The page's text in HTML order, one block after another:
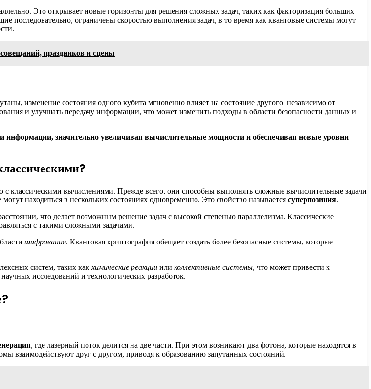
Это открывает новые горизонты для решения сложных задач, таких как факторизация больших
последовательно, ограничены скоростью выполнения задач, в то время как квантовые системы могут
праздников и сцены
изменение состояния одного кубита мгновенно влияет на состояние другого, независимо от
и улучшать передачу информации, что может изменить подходы в области безопасности данных и
значительно увеличивая вычислительные мощности и обеспечивая новые уровни
с классическими вычислениями. Прежде всего, они способны выполнять сложные вычислительные задачи
находиться в нескольких состояниях одновременно. Это свойство называется суперпозиция.
что делает возможным решение задач с высокой степенью параллелизма. Классические
с такими сложными задачами.
шифрования. Квантовая криптография обещает создать более безопасные системы, которые
систем, таких как химические реакции или коллективные системы, что может привести к
исследований и технологических разработок.
, где лазерный поток делится на две части. При этом возникают два фотона, которые находятся в
взаимодействуют друг с другом, приводя к образованию запутанных состояний.